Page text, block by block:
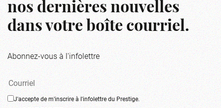
nos dernières nouvelles
dans votre boîte courriel.
Abonnez-vous à l'infolettre
J'accepte de m'inscrire à l'infolettre du Prestige.